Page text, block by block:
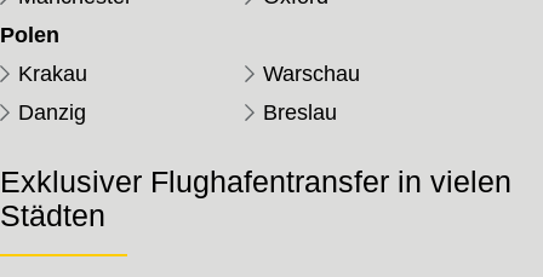
Polen
Krakau
Warschau
Danzig
Breslau
Exklusiver Flughafentransfer in vielen
Städten